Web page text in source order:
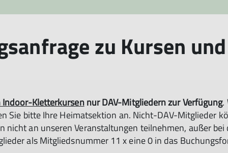
Newsletter
Gemeinsam aktiv
Familiengruppe
Jugendleistungsgruppe
Seniorengruppe
Walk und Talk
Mountainbikegruppe
Gut zu
Kontakt
Sonstige
Alpin+
Newsletter
Rucksack
Newsletter
Kletter- und Hocht
Jugendprogramm Tourenberichte
Daten u. Routen Belegungskalender Anfahrt
Sport und natur
Klettern und Natur
Mountainbike und Natur
Lankhütte
Reservierungsanfrage
Belegungskalender
DAV-
Unser Team Mithelfen
zu Kursen
Indoor-Kletterkursennur DAV-Mitgliedern zur Verfügung.
Sie bitte Ihre Heimatsektion an. Nicht-DAV-Mitglieder
nicht an unseren Veranstaltungen teilnehmen, außer bei
als Mitgliedsnummer 11 x eine 0 in das